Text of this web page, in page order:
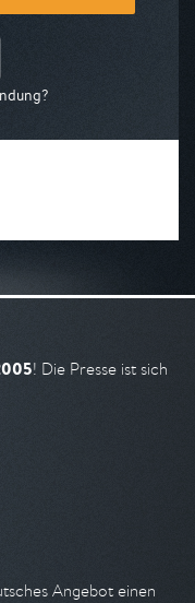
! Die Presse ist sich
Angebot einen